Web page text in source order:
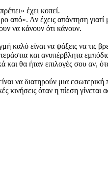
έχει κοπεί.
από». Αν έχεις απάντηση
να κάνουν ότι κάνουν.
καλό είναι να ψάξεις να τις
και ανυπέρβλητα
και θα ήταν επιλογές σου αν,
να διατηρούν μια
κινήσεις όταν η πίεση γίνεται